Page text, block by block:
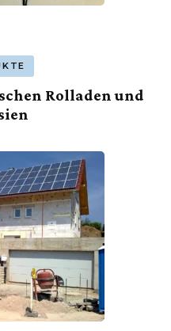
Rolladen und